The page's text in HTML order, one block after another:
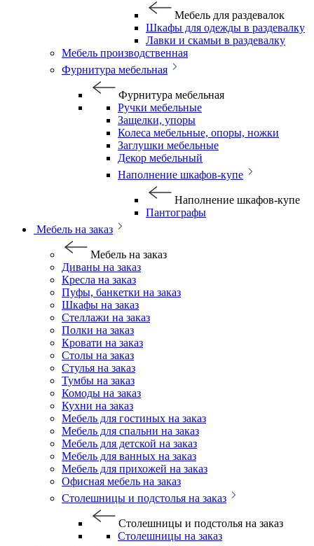
Мебель для раздевалок
Шкафы для одежды в раздевалку
Лавки и скамьи в раздевалку
Мебель производственная
Фурнитура мебельная
Фурнитура мебельная
Ручки мебельные
Защелки, упоры
Колеса мебельные, опоры, ножки
Заглушки мебельные
Декор мебельный
Наполнение шкафов-купе
Наполнение шкафов-купе
Пантографы
Мебель на заказ
Мебель на заказ
Диваны на заказ
Кресла на заказ
Пуфы, банкетки на заказ
Шкафы на заказ
Стеллажи на заказ
Полки на заказ
Кровати на заказ
Столы на заказ
Стулья на заказ
Тумбы на заказ
Комоды на заказ
Кухни на заказ
Мебель для гостиных на заказ
Мебель для спальни на заказ
Мебель для детской на заказ
Мебель для ванных на заказ
Мебель для прихожей на заказ
Офисная мебель на заказ
Столешницы и подстолья на заказ
Столешницы и подстолья на заказ
Столешницы на заказ